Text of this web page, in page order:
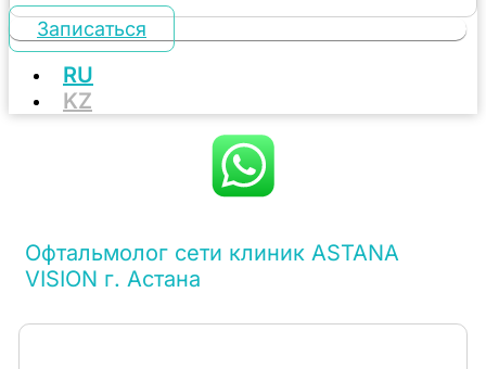
Записаться
RU
KZ
Офтальмолог сети клиник ASTANA
VISION г. Астана